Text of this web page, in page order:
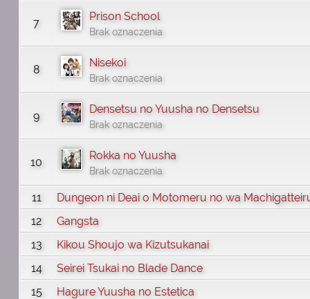
7
Prison School
Brak oznaczenia
8
Nisekoi
Brak oznaczenia
9
Densetsu no Yuusha no Densetsu
Brak oznaczenia
10
Rokka no Yuusha
Brak oznaczenia
11
Dungeon ni Deai o Motomeru no wa
12
Gangsta
13
Kikou Shoujo wa Kizutsukanai
14
Seirei Tsukai no Blade Dance
15
Hagure Yuusha no Estetica